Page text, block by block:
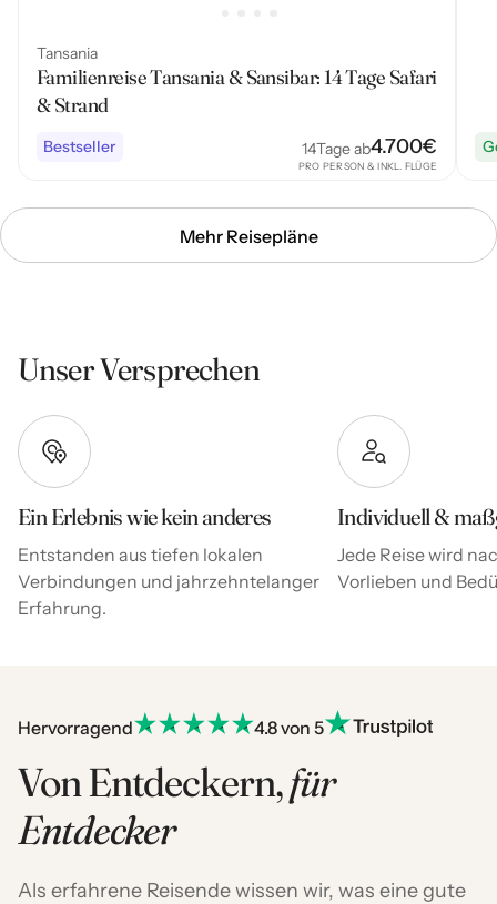
Tansania
Familienreise Tansania & Sansibar: 14 Tage Safari
& Strand
Bestseller 14Tage ab4.700€
PRO PERSON & INKL. FLÜGE
Mehr Reisepläne
Unser Versprechen
Ein Erlebnis wie kein anderes
Entstanden aus tiefen lokalen
Verbindungen und jahrzehntelanger
Erfahrung.
Individuell &
Jede Reise wird
Vorlieben und
Hervorragend 4.8 von 5
Von Entdeckern,für
Entdecker
Als erfahrene Reisende wissen wir, was eine gute